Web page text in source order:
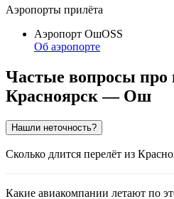
Аэропорты прилёта
Аэропорт ОшOSS
Об аэропорте
Частые вопросы про
Красноярск — Ош
Нашли неточность?
Сколько длится перелёт из
Какие авиакомпании летают по